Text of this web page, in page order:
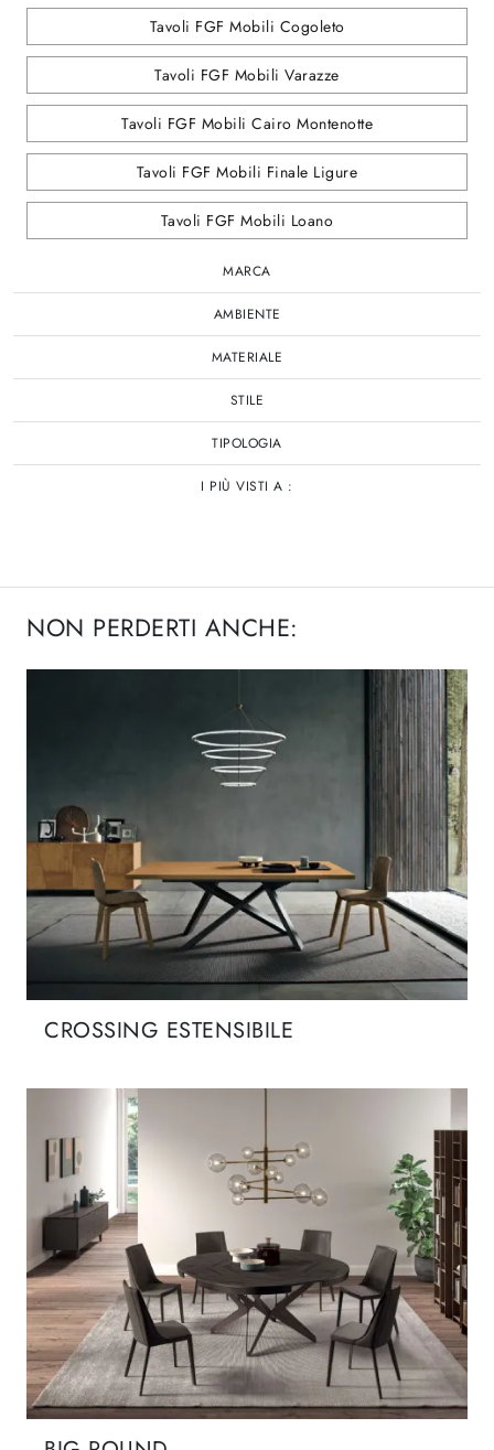
Tavoli FGF Mobili Cogoleto
Tavoli FGF Mobili Varazze
Tavoli FGF Mobili Cairo Montenotte
Tavoli FGF Mobili Finale Ligure
Tavoli FGF Mobili Loano
MARCA
AMBIENTE
MATERIALE
STILE
TIPOLOGIA
I PIÙ VISTI A :
NON PERDERTI ANCHE:
CROSSING ESTENSIBILE